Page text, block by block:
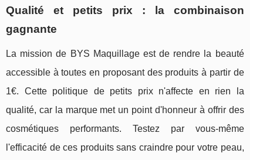
Qualité et petits prix : la combinaison
gagnante
La mission de BYS Maquillage est de rendre la beauté
accessible à toutes en proposant des produits à partir de
1€. Cette politique de petits prix n'affecte en rien la
qualité, car la marque met un point d'honneur à offrir des
cosmétiques performants. Testez par vous-même
l'efficacité de ces produits sans craindre pour votre peau,